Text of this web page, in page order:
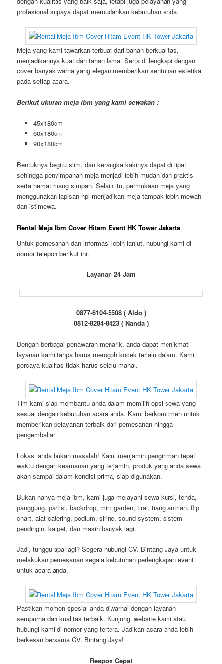
profesional supaya dapat memudahkan kebutuhan anda.
Meja yang kami tawarkan terbuat dari bahan berkualitas,
menjadikannya kuat dan tahan lama. Serta di lengkapi dengan
cover banyak warna yang elegan memberikan sentuhan estetika
pada setiap acara.
Berikut ukuran meja ibm yang kami sewakan :
45x180cm
60x180cm
90x180cm
Bentuknya begitu slim, dan kerangka kakinya dapat di lipat
sehingga penyimpanan meja menjadi lebih mudah dan praktis
serta hemat ruang simpan. Selain itu, permukaan meja yang
menggunakan lapisan hpl menjadikan meja tampak lebih mewah
dan istimewa.
Rental Meja Ibm Cover Hitam Event HK Tower Jakarta
Untuk pemesanan dan informasi lebih lanjut, hubungi kami di
nomor telepon berikut ini.
Layanan 24 Jam
0877-6104-5508 ( Aldo )
0812-8284-8423 ( Nanda )
Dengan berbagai penawaran menarik, anda dapat menikmati
layanan kami tanpa harus merogoh kocek terlalu dalam. Kami
percaya kualitas tidak harus selalu mahal.
Tim kami siap membantu anda dalam memilih opsi sewa yang
sesuai dengan kebutuhan acara anda. Kami berkomitmen untuk
memberikan pelayanan terbaik dari pemesanan hingga
pengembalian.
Lokasi anda bukan masalah! Kami menjamin pengiriman tepat
waktu dengan keamanan yang terjamin. produk yang anda sewa
akan sampai dalam kondisi prima, siap digunakan.
Bukan hanya meja ibm, kami juga melayani sewa kursi, tenda,
panggung, partisi, backdrop, mini garden, tirai, tiang antrian, flip
chart, alat catering, podium, sirine, sound system, sistem
pendingin, karpet, dan masih banyak lagi.
Jadi, tunggu apa lagi? Segera hubungi CV. Bintang Jaya untuk
melakukan pemesanan segala kebutuhan perlengkapan event
untuk acara anda.
Pastikan momen spesial anda diwarnai dengan layanan
sempurna dan kualitas terbaik. Kunjungi website kami atau
hubungi kami di nomor yang tertera. Jadikan acara anda lebih
berkesan bersama CV. Bintang Jaya!
Respon Cepat